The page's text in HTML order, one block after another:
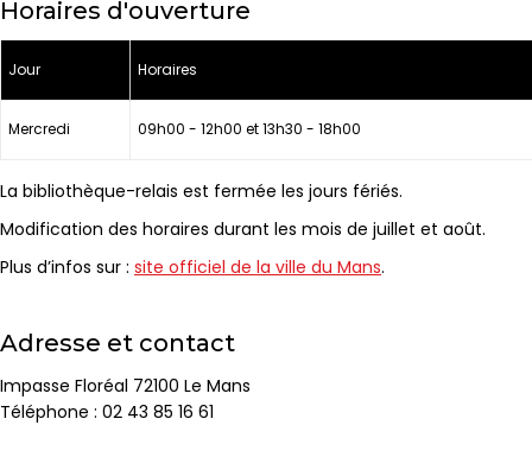
Horaires d'ouverture
Jour Horaires
Mercredi 09h00 - 12h00 et 13h30 - 18h00
La bibliothèque-relais est fermée les jours fériés.
Modification des horaires durant les mois de juillet et août.
Plus d’infos sur : site officiel de la ville du Mans.
Adresse et contact
Impasse Floréal 72100 Le Mans
Téléphone : 02 43 85 16 61